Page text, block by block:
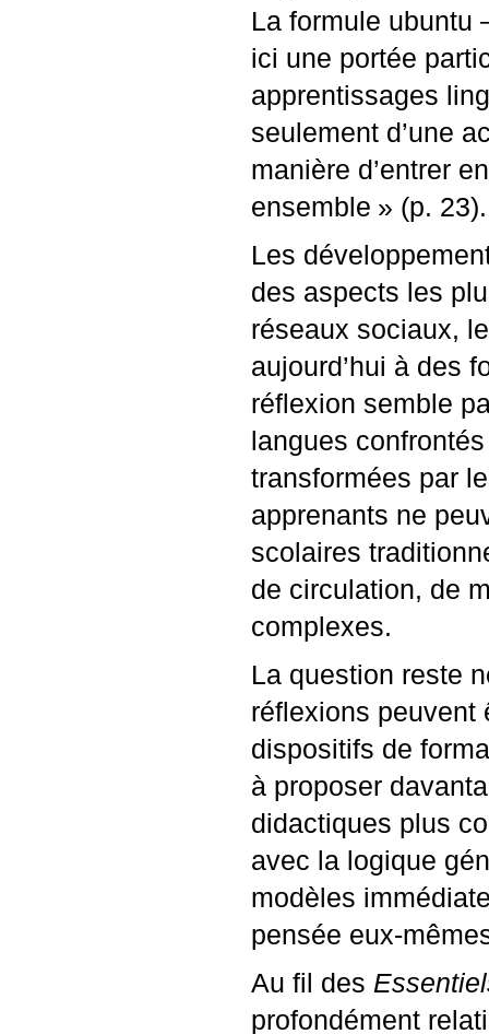
La formule ubuntu
ici une portée
apprentissages
seulement d’une
manière d’entrer
ensemble » (p. 23).
Les
des aspects les
réseaux sociaux,
aujourd’hui à des
réflexion semble
langues
transformées par
apprenants ne
scolaires
de circulation, de
complexes.
La question reste
réflexions peuvent
dispositifs de
à proposer
didactiques plus
avec la logique
modèles
pensée eux-
Au fil des
profondément